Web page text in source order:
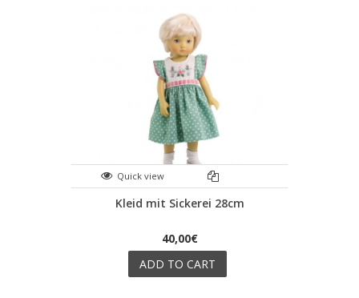
Quick view
Kleid mit Sickerei 28cm
40,00€
ADD TO CART